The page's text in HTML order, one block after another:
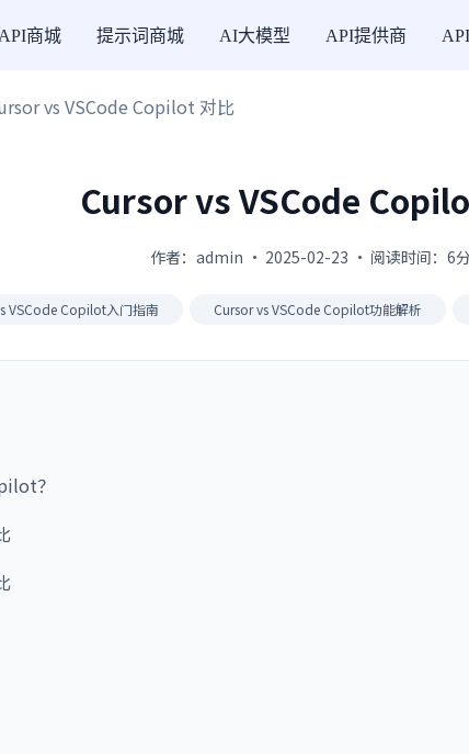
API商城 提示词商城 AI大模型 API提供商
vs VSCode Copilot 对比
Cursor vs VSCode
作者：admin · 2025-02-23 · 阅读时间：6
VSCode Copilot入门指南 Cursor vs VSCode Copilot功能解析
？